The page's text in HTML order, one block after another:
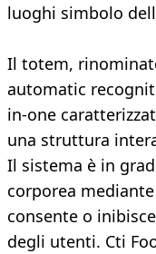
luoghi simbolo
Il totem,
automatic
in-one
una struttura
Il sistema è in
corporea
consente o
degli utenti. Cti